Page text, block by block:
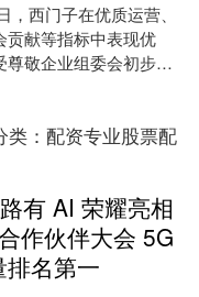
，西门子在优质运营、
贡献等指标中表现优
尊敬企业组委会初步评
察报》2024—2025年
类： 配资专业股票配
有 AI 荣耀亮相
作伙伴大会 5G
名第一